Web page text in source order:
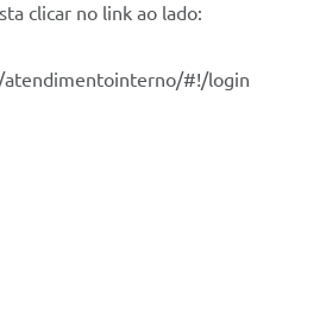
clicar no link ao lado:
#!/login